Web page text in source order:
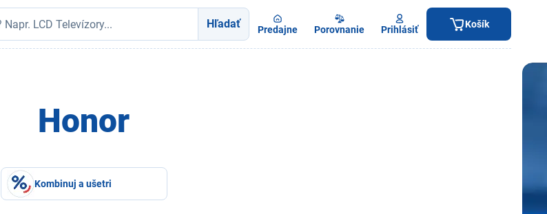
Hľadať Predajne Porovnanie Prihlásiť Košík
Honor
Kombinuj a ušetri